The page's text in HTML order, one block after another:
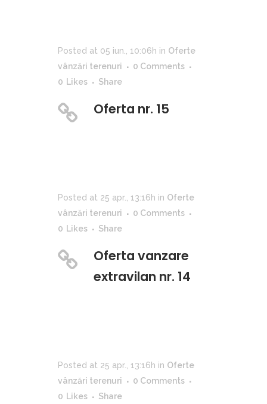
Posted at 05 iun., 10:06h in Oferte
vânzări terenuri
0 Comments
0 Likes Share
Oferta nr. 15
Posted at 25 apr., 13:16h in Oferte
vânzări terenuri
0 Comments
0 Likes Share
Oferta vanzare
extravilan nr. 14
Posted at 25 apr., 13:16h in Oferte
vânzări terenuri
0 Comments
0 Likes Share